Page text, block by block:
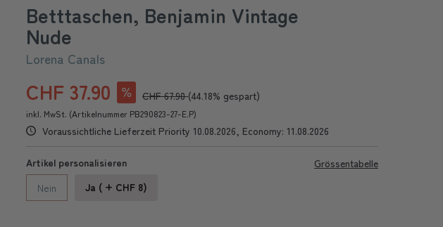
Betttaschen, Benjamin Vintage
Nude
Lorena Canals
CHF 37.90 CHF 67.90(44.18% gespart)
inkl. MwSt. (Artikelnummer PB290823-27-E.P)
Voraussichtliche Lieferzeit Priority 10.08.2026, Economy: 11.08.2026
Grössentabelle
Artikel personalisieren
Nein
Ja ( + CHF 8)